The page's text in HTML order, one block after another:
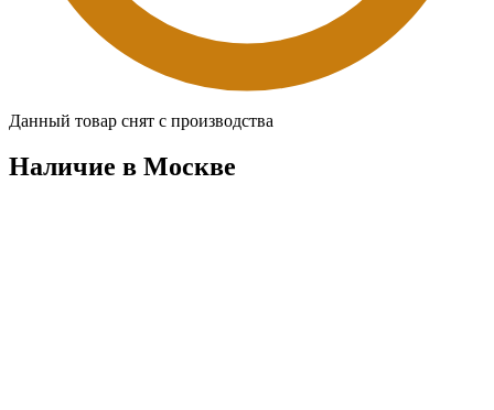
Данный товар снят с производства
Наличие в Москвe